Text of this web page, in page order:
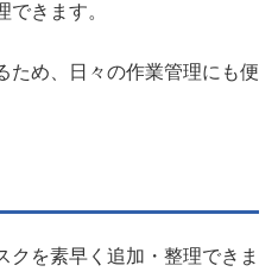
できます。
ため、日々の作業管理にも便
クを素早く追加・整理できま